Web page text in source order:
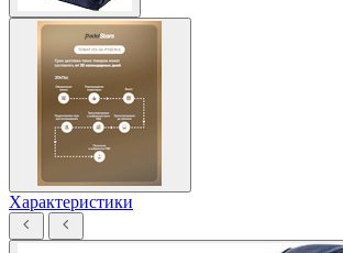
Характеристики